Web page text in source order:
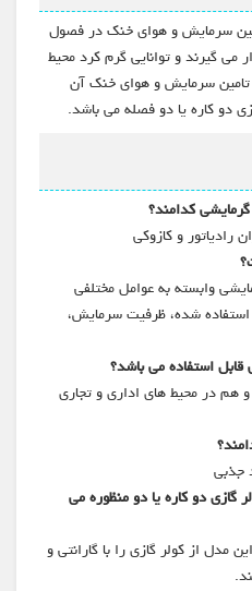
سرمایش و هوای خنک در فصول
می گیرند و توانایی گرم کرد محیط
سرمایش و هوای خنک آن
دو کاره یا دو فصله می باشد.
کدامند؟
رادیاتور و کازوکی
وابسته به عوامل مختلفی
استفاده شده، ظرفیت سرمایش،
قابل استفاده می باشد؟
هم در محیط های اداری و تجاری
جذبی
گازی دو کاره یا دو منظوره می
مدل از کولر گازی را با گارانتی و